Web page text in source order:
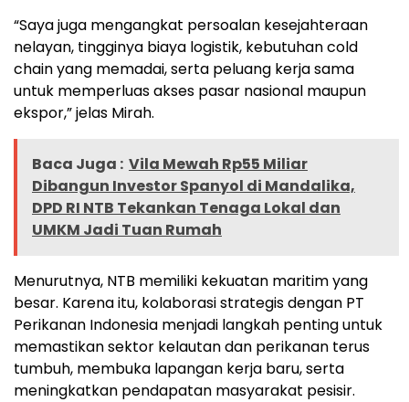
“Saya juga mengangkat persoalan kesejahteraan
nelayan, tingginya biaya logistik, kebutuhan cold
chain yang memadai, serta peluang kerja sama
untuk memperluas akses pasar nasional maupun
ekspor,” jelas Mirah.
Baca Juga : Vila Mewah Rp55 Miliar
Dibangun Investor Spanyol di Mandalika,
DPD RI NTB Tekankan Tenaga Lokal dan
UMKM Jadi Tuan Rumah
Menurutnya, NTB memiliki kekuatan maritim yang
besar. Karena itu, kolaborasi strategis dengan PT
Perikanan Indonesia menjadi langkah penting untuk
memastikan sektor kelautan dan perikanan terus
tumbuh, membuka lapangan kerja baru, serta
meningkatkan pendapatan masyarakat pesisir.